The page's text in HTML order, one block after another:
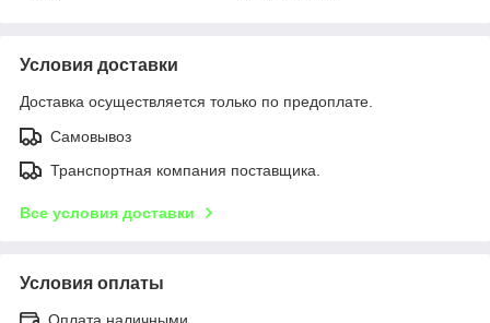
Условия доставки
Доставка осуществляется только по предоплате.
Самовывоз
Транспортная компания поставщика.
Все условия доставки
Условия оплаты
Оплата наличными.